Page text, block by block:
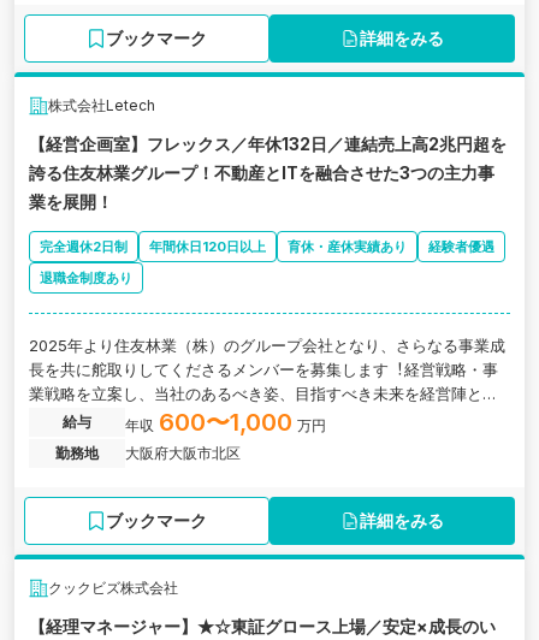
ブックマーク 詳細をみる
株式会社Letech
【経営企画室】フレックス／年休132日／連結売上高2兆円超を
誇る住友林業グループ！不動産とITを融合させた3つの主力事
業を展開！
完全週休2日制 年間休日120日以上 育休・産休実績あり
経験者優遇
退職金制度あり
2025年より住友林業（株）のグループ会社となり、さらなる事業成
⻑を共に舵取りしてくださるメンバーを募集します︕経営戦略・事
業戦略を立案し、当社のあるべき姿、目指すべき未来を経営陣と共
に描く経営企画部の募集となります。
給与 年収 600〜1,000 万円
勤務地
大阪府大阪市北区
ブックマーク 詳細をみる
クックビズ株式会社
【経理マネージャー】★☆東証グロース上場／安定×成長のい